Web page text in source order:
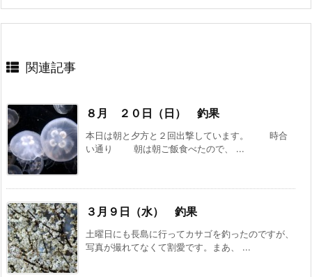
関連記事
８月 ２０日（日） 釣果
本日は朝と夕方と２回出撃しています。 時合
い通り 朝は朝ご飯食べたので、 ...
３月９日（水） 釣果
土曜日にも長島に行ってカサゴを釣ったのですが、
写真が撮れてなくて割愛です。まあ、 ...